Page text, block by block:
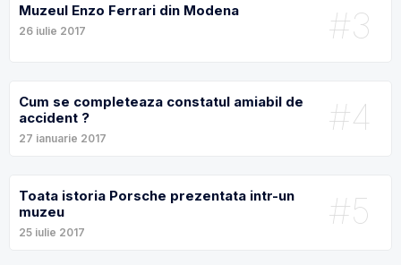
#3
Muzeul Enzo Ferrari din Modena
26 iulie 2017
#4
Cum se completeaza constatul amiabil de
accident ?
27 ianuarie 2017
#5
Toata istoria Porsche prezentata intr-un
muzeu
25 iulie 2017